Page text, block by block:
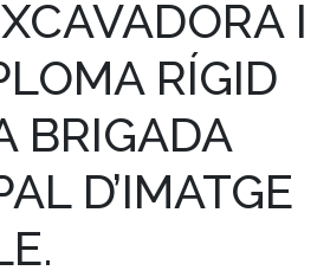
I
RÍGID
BRIGADA
D’IMATGE